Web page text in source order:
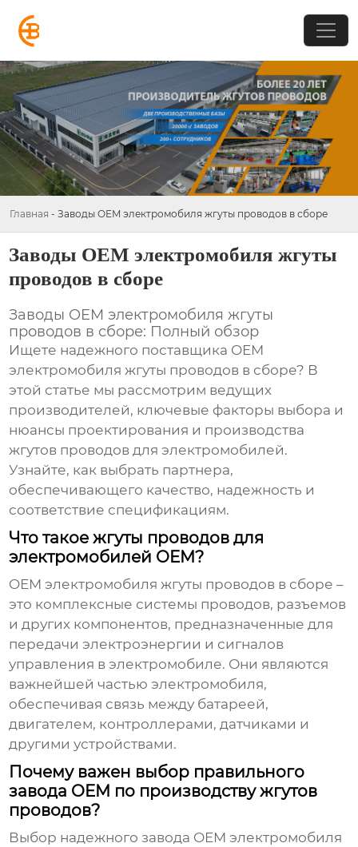
Главная - Заводы OEM электромобиля жгуты проводов в сборе
Заводы OEM электромобиля жгуты
проводов в сборе
Заводы OEM электромобиля жгуты
проводов в сборе: Полный обзор
Ищете надежного поставщика OEM
электромобиля жгуты проводов в сборе? В
этой статье мы рассмотрим ведущих
производителей, ключевые факторы выбора и
нюансы проектирования и производства
жгутов проводов для электромобилей.
Узнайте, как выбрать партнера,
обеспечивающего качество, надежность и
соответствие спецификациям.
Что такое жгуты проводов для
электромобилей OEM?
OEM электромобиля жгуты проводов в сборе –
это комплексные системы проводов, разъемов
и других компонентов, предназначенные для
передачи электроэнергии и сигналов
управления в электромобиле. Они являются
важнейшей частью электромобиля,
обеспечивая связь между батареей,
двигателем, контроллерами, датчиками и
другими устройствами.
Почему важен выбор правильного
завода OEM по производству жгутов
проводов?
Выбор надежного завода OEM электромобиля